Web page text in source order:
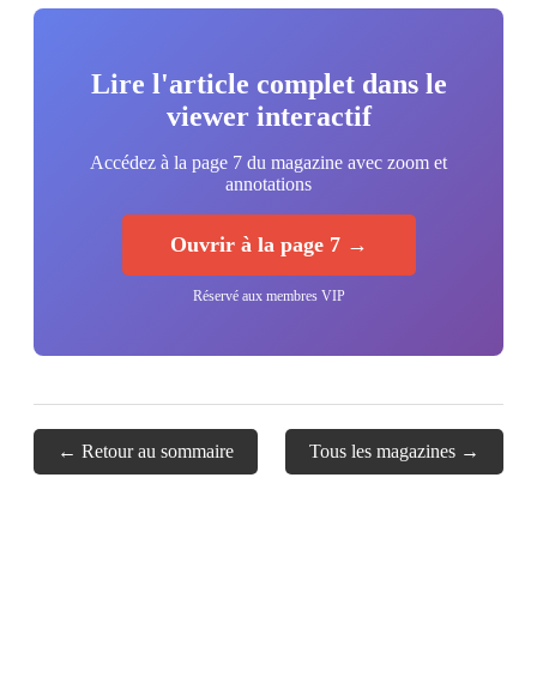
Lire l'article complet dans le
viewer interactif
Accédez à la page 7 du magazine avec zoom et
annotations
Ouvrir à la page 7 →
Réservé aux membres VIP
← Retour au sommaire Tous les magazines →